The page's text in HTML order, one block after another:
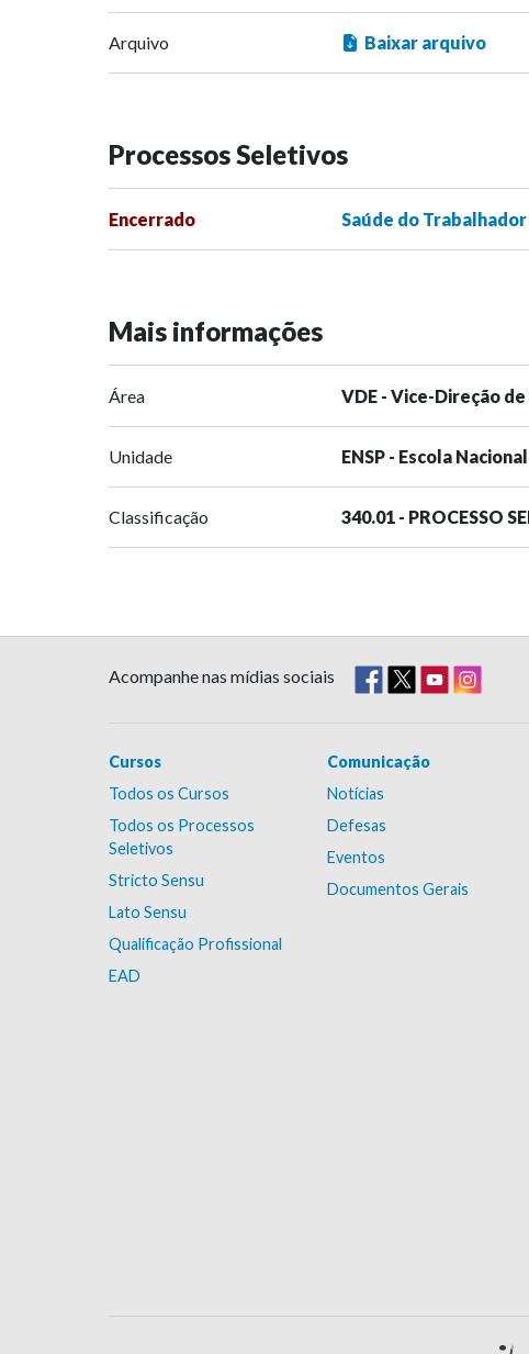
Arquivo Baixar arquivo
Processos Seletivos
Encerrado Saúde do Trabalhador
Mais informações
Área VDE - Vice-Direção
Unidade ENSP - Escola
Classificação 340.01 - PROCESSO
Acompanhe nas mídias sociais
Cursos
Todos os Cursos
Todos os Processos
Seletivos
Stricto Sensu
Lato Sensu
Qualificação Profissional
EAD
Comunicação
Notícias
Defesas
Eventos
Documentos Gerais